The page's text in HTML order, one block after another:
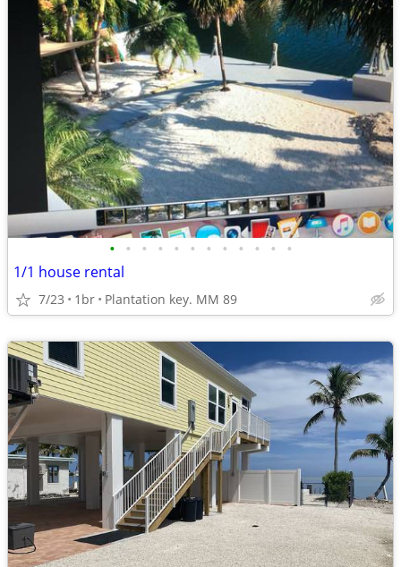
• • • • • • • • • • • •
1/1 house rental
7/23 1br Plantation key. MM 89